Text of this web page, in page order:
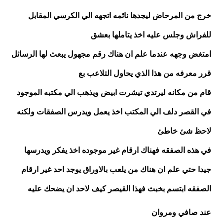
للفراش وجلس عليه اخذ يتاملها بعشق
امتغض وجهه عندما علم ان هناك رقم مجهول يبعث لها الرسائل
قرر معرفه من هذا الذي يحاول التلاعب بع
لاحظ شئ خاطئ
الصفقه ابتسم بخبث فهذا القيصر كيف لاحد ان يضحك عليه
عند صافي ومروان